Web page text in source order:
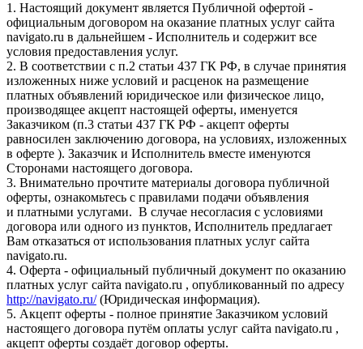
1. Настоящий документ является Публичной офертой -
официальным договором на оказание платных услуг сайта
navigato.ru в дальнейшем - Исполнитель и содержит все
условия предоставления услуг.
2. В соответствии с п.2 статьи 437 ГК РФ, в случае принятия
изложенных ниже условий и расценок на размещение
платных объявлений юридическое или физическое лицо,
производящее акцепт настоящей оферты, именуется
Заказчиком (п.3 статьи 437 ГК РФ - акцепт оферты
равносилен заключению договора, на условиях, изложенных
в оферте ). Заказчик и Исполнитель вместе именуются
Сторонами настоящего договора.
3. Внимательно прочтите материалы договора публичной
оферты, ознакомьтесь с правилами подачи объявления
и платными услугами. В случае несогласия с условиями
договора или одного из пунктов, Исполнитель предлагает
Вам отказаться от использования платных услуг сайта
navigato.ru.
4. Оферта - официальный публичный документ по оказанию
платных услуг сайта navigato.ru , опубликованный по адресу
http://navigato.ru/(Юридическая информация).
5. Акцепт оферты - полное принятие Заказчиком условий
настоящего договора путём оплаты услуг сайта navigato.ru ,
акцепт оферты создаёт договор оферты.